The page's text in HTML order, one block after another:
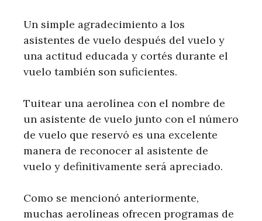
Un simple agradecimiento a los
asistentes de vuelo después del vuelo y
una actitud educada y cortés durante el
vuelo también son suficientes.
Tuitear una aerolínea con el nombre de
un asistente de vuelo junto con el número
de vuelo que reservó es una excelente
manera de reconocer al asistente de
vuelo y definitivamente será apreciado.
Como se mencionó anteriormente,
muchas aerolíneas ofrecen programas de